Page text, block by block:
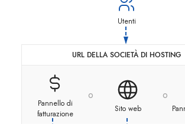
Utenti
URL DELLA SOCIETÀ DI HOSTING
Pannello di
fatturazione
o
Sito web
o